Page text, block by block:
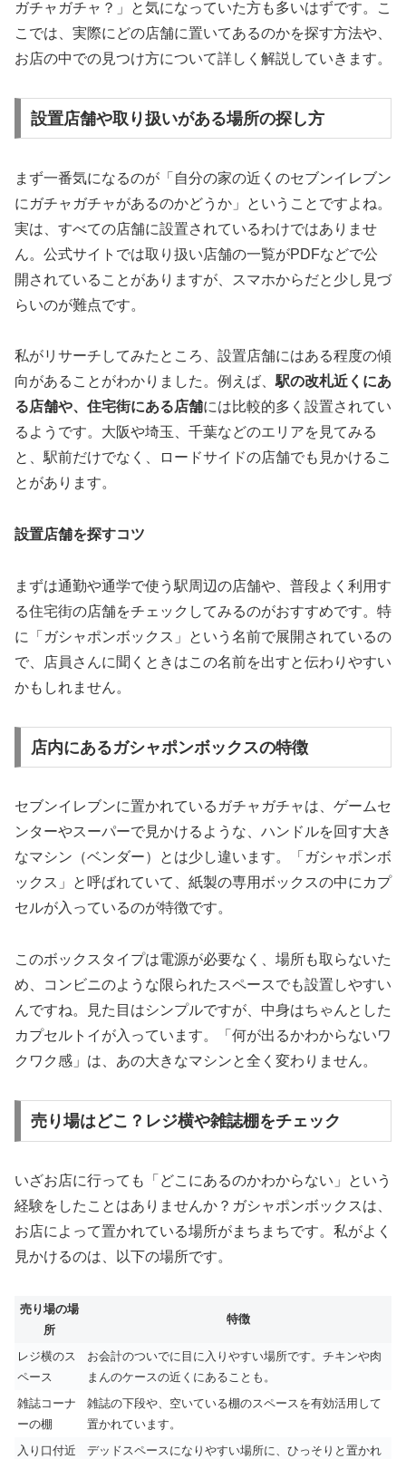
ガチャガチャ？」と気になっていた方も多いはずです。こ
こでは、実際にどの店舗に置いてあるのかを探す方法や、
お店の中での見つけ方について詳しく解説していきます。
設置店舗や取り扱いがある場所の探し方
まず一番気になるのが「自分の家の近くのセブンイレブン
にガチャガチャがあるのかどうか」ということですよね。
実は、すべての店舗に設置されているわけではありませ
ん。公式サイトでは取り扱い店舗の一覧がPDFなどで公
開されていることがありますが、スマホからだと少し見づ
らいのが難点です。
私がリサーチしてみたところ、設置店舗にはある程度の傾
向があることがわかりました。例えば、 駅の改札近くにあ
る店舗や、住宅街にある店舗には比較的多く設置されてい
るようです。大阪や埼玉、千葉などのエリアを見てみる
と、駅前だけでなく、ロードサイドの店舗でも見かけるこ
とがあります。
設置店舗を探すコツ
まずは通勤や通学で使う駅周辺の店舗や、普段よく利用す
る住宅街の店舗をチェックしてみるのがおすすめです。特
に「ガシャポンボックス」という名前で展開されているの
で、店員さんに聞くときはこの名前を出すと伝わりやすい
かもしれません。
店内にあるガシャポンボックスの特徴
セブンイレブンに置かれているガチャガチャは、ゲームセ
ンターやスーパーで見かけるような、ハンドルを回す大き
なマシン（ベンダー）とは少し違います。「ガシャポンボ
ックス」と呼ばれていて、 紙製の専用ボックスの中にカプ
セルが入っているのが特徴です。
このボックスタイプは電源が必要なく、場所も取らないた
め、コンビニのような限られたスペースでも設置しやすい
んですね。見た目はシンプルですが、中身はちゃんとした
カプセルトイが入っています。「何が出るかわからないワ
クワク感」は、あの大きなマシンと全く変わりません。
売り場はどこ？レジ横や雑誌棚をチェック
いざお店に行っても「どこにあるのかわからない」という
経験をしたことはありませんか？ガシャポンボックスは、
お店によって置かれている場所がまちまちです。私がよく
見かけるのは、以下の場所です。
売り場の場
所
特徴
レジ横のス
ペース
お会計のついでに目に入りやすい場所です。チキンや肉
まんのケースの近くにあることも。
雑誌コーナ
ーの棚
雑誌の下段や、空いている棚のスペースを有効活用して
置かれています。
入り口付近
デッドスペースになりやすい場所に、ひっそりと置かれ